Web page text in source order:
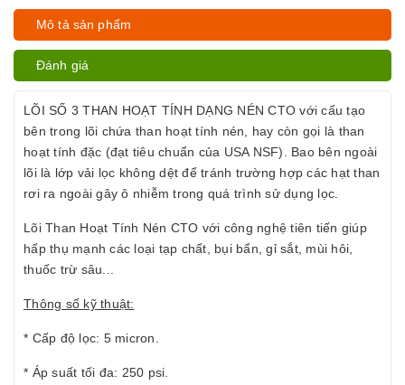
Mô tả sản phẩm
Đánh giá
LÕI SỐ 3 THAN HOẠT TÍNH DẠNG NÉN CTO với cấu tạo
bên trong lõi chứa than hoạt tính nén, hay còn gọi là than
hoạt tính đặc (đạt tiêu chuẩn của USA NSF). Bao bên ngoài
lõi là lớp vải lọc không dệt để tránh trường hợp các hạt than
rơi ra ngoài gây ô nhiễm trong quá trình sử dụng lọc.
Lõi Than Hoạt Tính Nén CTO với công nghệ tiên tiến giúp
hấp thụ mạnh các loại tạp chất, bụi bẩn, gỉ sắt, mùi hôi,
thuốc trừ sâu...
Thông số kỹ thuật:
* Cấp độ lọc: 5 micron.
* Áp suất tối đa: 250 psi.